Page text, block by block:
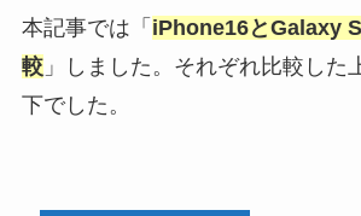
本記事では「 iPhone16とGalaxy
較」しました。それぞれ比較した
下でした。